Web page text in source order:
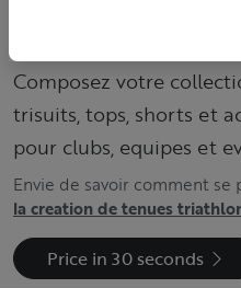
Composez votre
trisuits, tops, shorts et
pour clubs, equipes et
Envie de savoir comment se
la creation de tenues
Price in 30 seconds